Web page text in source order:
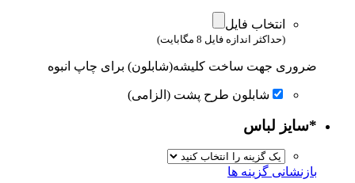
انتخاب فایل
(حداکثر اندازه فایل 8 مگابایت)
ضروری جهت ساخت کلیشه(شابلون) برای چاپ انبوه
شابلون طرح پشت (الزامی)
*سایز لباس
بازنشانی گزینه ها